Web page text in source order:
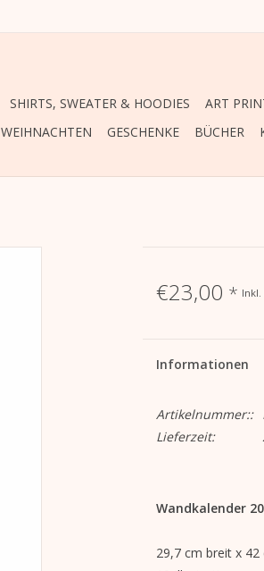
SHIRTS, SWEATER & HOODIES ART
WEIHNACHTEN GESCHENKE BÜCHER
€23,00 * Inkl.
Informationen
Artikelnummer::
Lieferzeit:
Wandkalender
29,7 cm breit x 42